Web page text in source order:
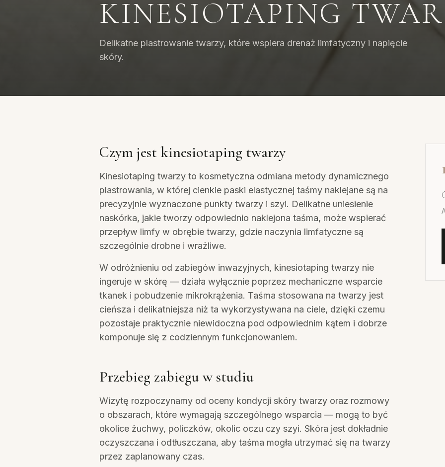
KINESIOTAPING
Delikatne plastrowanie twarzy, które wspiera drenaż limfatyczny i napięcie
skóry.
Czym jest kinesiotaping twarzy
Kinesiotaping twarzy to kosmetyczna odmiana metody dynamicznego
plastrowania, w której cienkie paski elastycznej taśmy naklejane są na
precyzyjnie wyznaczone punkty twarzy i szyi. Delikatne uniesienie
naskórka, jakie tworzy odpowiednio naklejona taśma, może wspierać
przepływ limfy w obrębie twarzy, gdzie naczynia limfatyczne są
szczególnie drobne i wrażliwe.
W odróżnieniu od zabiegów inwazyjnych, kinesiotaping twarzy nie
ingeruje w skórę — działa wyłącznie poprzez mechaniczne wsparcie
tkanek i pobudzenie mikrokrążenia. Taśma stosowana na twarzy jest
cieńsza i delikatniejsza niż ta wykorzystywana na ciele, dzięki czemu
pozostaje praktycznie niewidoczna pod odpowiednim kątem i dobrze
komponuje się z codziennym funkcjonowaniem.
Przebieg zabiegu w studiu
Wizytę rozpoczynamy od oceny kondycji skóry twarzy oraz rozmowy
o obszarach, które wymagają szczególnego wsparcia — mogą to być
okolice żuchwy, policzków, okolic oczu czy szyi. Skóra jest dokładnie
oczyszczana i odtłuszczana, aby taśma mogła utrzymać się na twarzy
przez zaplanowany czas.